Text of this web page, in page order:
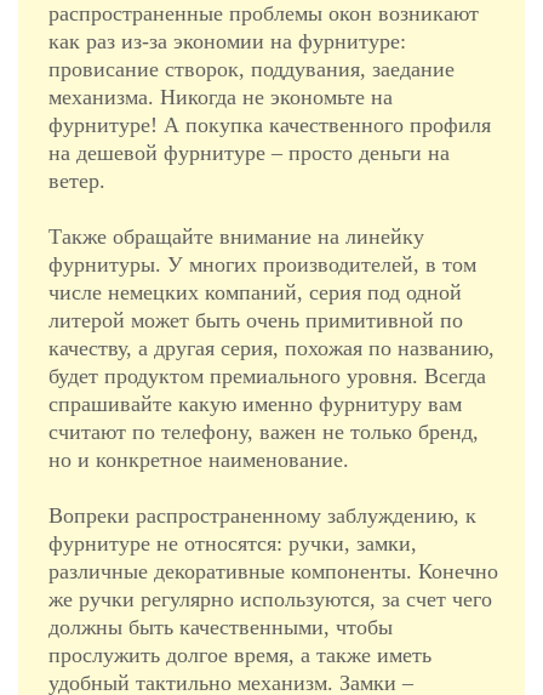
распространенные проблемы окон возникают
как раз из-за экономии на фурнитуре:
провисание створок, поддувания, заедание
механизма. Никогда не экономьте на
фурнитуре! А покупка качественного профиля
на дешевой фурнитуре – просто деньги на
ветер.
Также обращайте внимание на линейку
фурнитуры. У многих производителей, в том
числе немецких компаний, серия под одной
литерой может быть очень примитивной по
качеству, а другая серия, похожая по названию,
будет продуктом премиального уровня. Всегда
спрашивайте какую именно фурнитуру вам
считают по телефону, важен не только бренд,
но и конкретное наименование.
Вопреки распространенному заблуждению, к
фурнитуре не относятся: ручки, замки,
различные декоративные компоненты. Конечно
же ручки регулярно используются, за счет чего
должны быть качественными, чтобы
прослужить долгое время, а также иметь
удобный тактильно механизм. Замки –